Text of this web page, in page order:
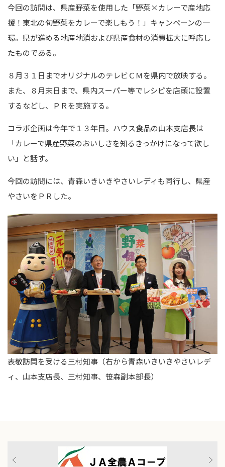
今回の訪問は、県産野菜を使用した「野菜×カレーで産地応
援！東北の旬野菜をカレーで楽しもう！」キャンペーンの一
環。県が進める地産地消および県産食材の消費拡大に呼応し
たものである。
８月３１日までオリジナルのテレビＣＭを県内で放映する。
また、８月末日まで、県内スーパー等でレシピを店頭に設置
するなどし、ＰＲを実施する。
コラボ企画は今年で１３年目。ハウス食品の山本支店長は
「カレーで県産野菜のおいしさを知るきっかけになって欲し
い」と話す。
今回の訪問には、青森いきいきやさいレディも同行し、県産
やさいをＰＲした。
表敬訪問を受ける三村知事（右から青森いきいきやさいレデ
ィ、山本支店長、三村知事、笹森副本部長）